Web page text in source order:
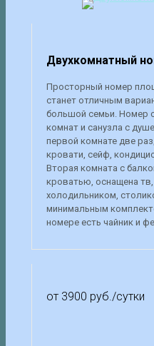
Двухкомнатный
Просторный номер
станет отличным
большой семьи. Номер
комнат и санузла с
первой комнате две
кровати, сейф,
Вторая комната с
кроватью, оснащена
холодильником,
минимальным
номере есть чайник и
от 3900 руб./сутки